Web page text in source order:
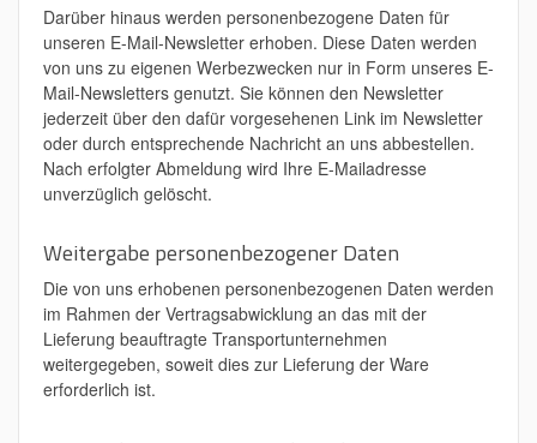
Darüber hinaus werden personenbezogene Daten für
unseren E-Mail-Newsletter erhoben. Diese Daten werden
von uns zu eigenen Werbezwecken nur in Form unseres E-
Mail-Newsletters genutzt. Sie können den Newsletter
jederzeit über den dafür vorgesehenen Link im Newsletter
oder durch entsprechende Nachricht an uns abbestellen.
Nach erfolgter Abmeldung wird Ihre E-Mailadresse
unverzüglich gelöscht.
Weitergabe personenbezogener Daten
Die von uns erhobenen personenbezogenen Daten werden
im Rahmen der Vertragsabwicklung an das mit der
Lieferung beauftragte Transportunternehmen
weitergegeben, soweit dies zur Lieferung der Ware
erforderlich ist.